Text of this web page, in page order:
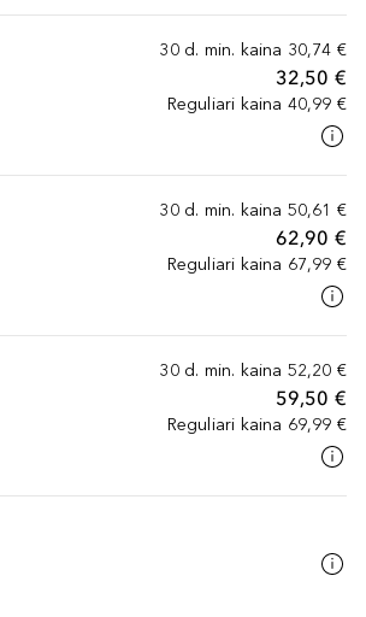
30 d. min. kaina 30,74 €
32,50 €
Reguliari kaina 40,99 €
30 d. min. kaina 50,61 €
62,90 €
Reguliari kaina 67,99 €
30 d. min. kaina 52,20 €
59,50 €
Reguliari kaina 69,99 €